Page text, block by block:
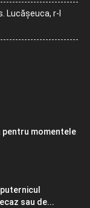
Lucășeuca, r-l
pentru momentele
sau de...